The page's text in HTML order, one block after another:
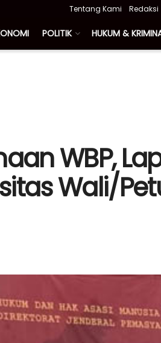
Tentang Kami Redaksi
POLITIK HUKUM &
WBP,
Wali/